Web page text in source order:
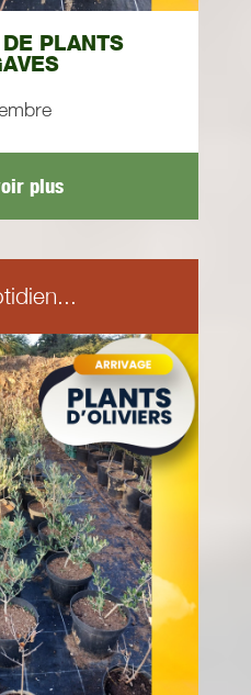
PLANTS
plus